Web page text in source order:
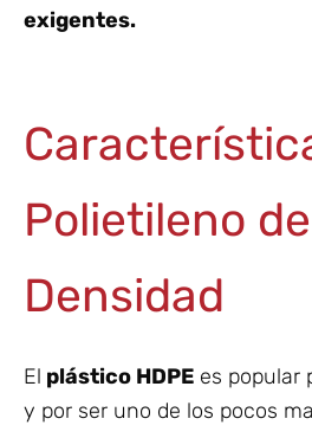
exigentes.
Polietileno
Densidad
El plástico HDPE es popular
y por ser uno de los pocos